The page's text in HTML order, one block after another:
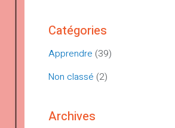
Catégories
Apprendre (39)
Non classé (2)
Archives